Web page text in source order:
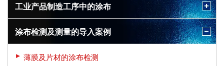
工业产品制造工序中的涂布
涂布检测及测量的导入案例
薄膜及片材的涂布检测